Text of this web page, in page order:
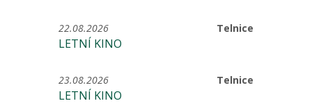
Telnice
22.08.2026
LETNÍ KINO
Telnice
23.08.2026
LETNÍ KINO